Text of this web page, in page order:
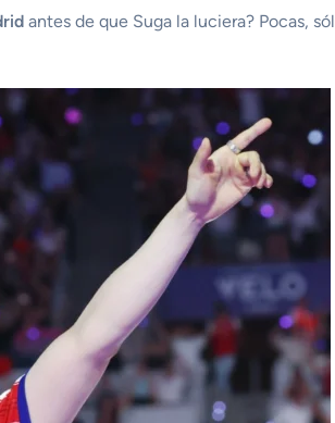
antes de que Suga la luciera? Pocas,